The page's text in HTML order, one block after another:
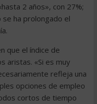
2 años», con 27%;
se ha prolongado el
que el índice de
aristas. «Si es muy
refleja una
opciones de empleo
cortos de tiempo